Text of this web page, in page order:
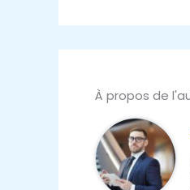
À propos de